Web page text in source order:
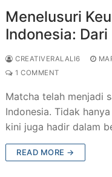
Menelusuri
Indonesia:
CREATIVERALALI6
1 COMMENT
Matcha telah menjadi
Indonesia. Tidak
kini juga hadir dalam
READ MORE →